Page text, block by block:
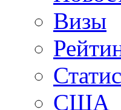
Визы
США